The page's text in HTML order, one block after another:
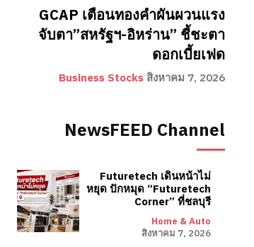
GCAP เตือนทองคำผันผวนแรง
จับตา”สหรัฐฯ-อิหร่าน” ชี้ชะตา
ดอกเบี้ยเฟด
Business Stocks สิงหาคม 7, 2026
NewsFEED Channel
Futuretech เดินหน้าไม่
หยุด ปักหมุด “Futuretech
Corner” ที่ชลบุรี
Home & Auto
สิงหาคม 7, 2026